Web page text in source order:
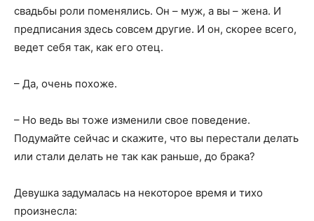
свадьбы роли поменялись. Он – муж, а вы – жена. И
предписания здесь совсем другие. И он, скорее всего,
ведет себя так, как его отец.
– Да, очень похоже.
– Но ведь вы тоже изменили свое поведение.
Подумайте сейчас и скажите, что вы перестали делать
или стали делать не так как раньше, до брака?
Девушка задумалась на некоторое время и тихо
произнесла: